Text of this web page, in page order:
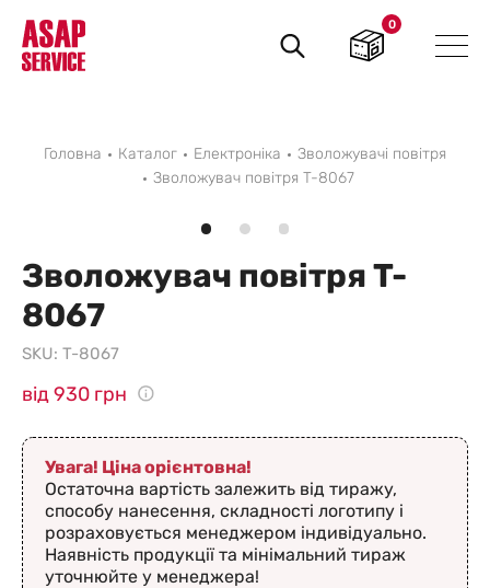
Пошук
товарів
0
Головна Каталог Електроніка
Зволожувачі повітря
Зволожувач повітря T-8067
Зволожувач повітря T-
8067
SKU: T-8067
від 930 грн
Увага! Ціна орієнтовна!
Остаточна вартість залежить від тиражу,
способу нанесення, складності логотипу і
розраховується менеджером індивідуально.
Наявність продукції та мінімальний тираж
уточнюйте у менеджера!